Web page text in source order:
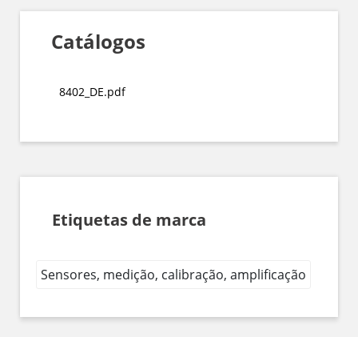
Catálogos
8402_DE.pdf
Etiquetas de marca
Sensores, medição, calibração, amplificação